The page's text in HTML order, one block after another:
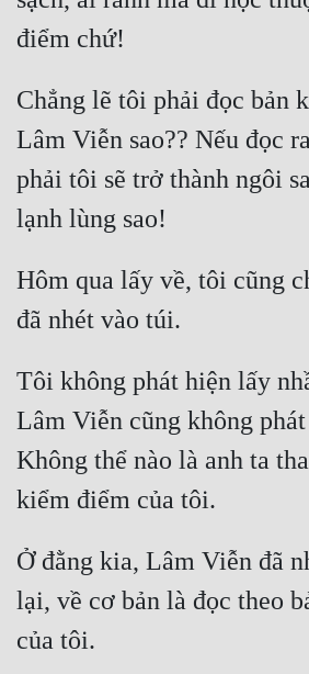
Quân Sự
Sủng
Thanh Xuân
Tiểu Thuyết
Triều Đấu
Trùng Sinh
Trọng Sinh
Tu Tiên
Tội Phạm
Vô Địch
Chẳng lẽ tôi phải đọc bản
Lâm Viễn sao?? Nếu đọc
phải tôi sẽ trở thành ngôi
Hôm qua lấy về, tôi cũng
Tôi không phát hiện lấy
Lâm Viễn cũng không phát
Không thể nào là anh ta
Ở đằng kia, Lâm Viễn đã
lại, về cơ bản là đọc theo